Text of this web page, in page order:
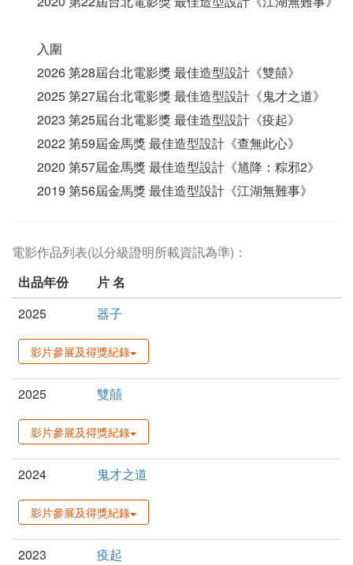
入圍
2026 第28屆台北電影獎 最佳造型設計《雙囍》
2025 第27屆台北電影獎 最佳造型設計《鬼才之道》
2023 第25屆台北電影獎 最佳造型設計《疫起》
2022 第59屆金馬獎 最佳造型設計《查無此心》
2020 第57屆金馬獎 最佳造型設計《馗降：粽邪2》
2019 第56屆金馬獎 最佳造型設計《江湖無難事》
電影作品列表(以分級證明所載資訊為準)：
出品年份
片 名
2025
器子
影片參展及得獎紀錄
2025 雙囍
影片參展及得獎紀錄
2024 鬼才之道
影片參展及得獎紀錄
2023 疫起